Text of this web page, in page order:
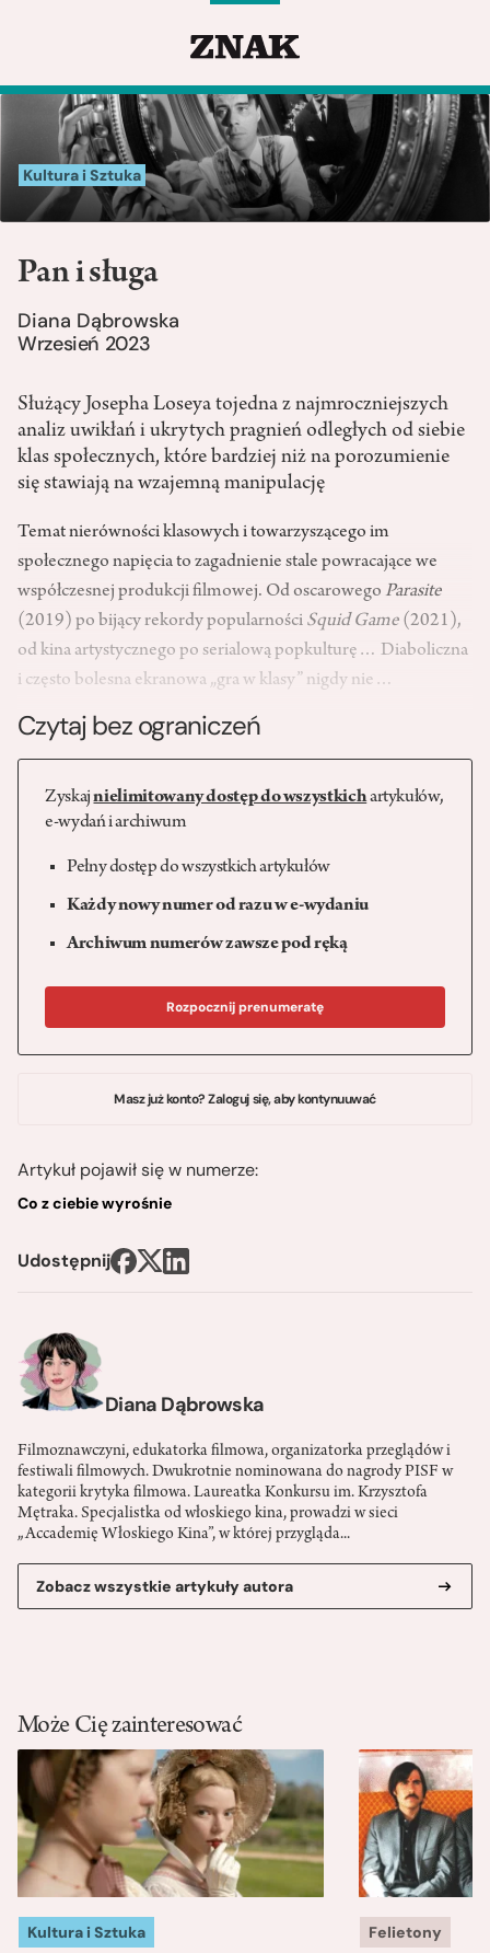
Kultura i Sztuka
Diana Dąbrowska
Filmoznawczyni, edukatorka filmowa, organizatorka przeglądów i
festiwali filmowych. Dwukrotnie nominowana do nagrody PISF w
kategorii krytyka filmowa. Laureatka Konkursu im. Krzysztofa
Mętraka. Specjalistka od włoskiego kina, prowadzi w sieci
„Accademię Włoskiego Kina”, w której przygląda...
Zobacz wszystkie artykuły autora
Pan i sługa
Diana Dąbrowska
Wrzesień 2023
Służący Josepha Loseya tojedna z najmroczniejszych
analiz uwikłań i ukrytych pragnień odległych od siebie
klas społecznych, które bardziej niż na porozumienie
się stawiają na wzajemną manipulację
Temat nierówności klasowych i towarzyszącego im
społecznego napięcia to zagadnienie stale powracające we
współczesnej produkcji filmowej. Od oscarowego Parasite
(2019) po bijący rekordy popularności Squid Game (2021),
od kina artystycznego po serialową popkulturę… Diaboliczna
i często bolesna ekranowa „gra w klasy” nigdy nie…
Czytaj bez ograniczeń
Zyskajnielimitowany dostęp do wszystkichartykułów,
e-wydań i archiwum
Pełny dostęp do wszystkich artykułów
Każdy nowy numer od razu w e-wydaniu
Archiwum numerów zawsze pod ręką
Rozpocznij prenumeratę
Masz już konto? Zaloguj się, aby kontynuuwać
Artykuł pojawił się w numerze:
Co z ciebie wyrośnie
Udostępnij
Może Cię zainteresować
Kultura i Sztuka Felietony